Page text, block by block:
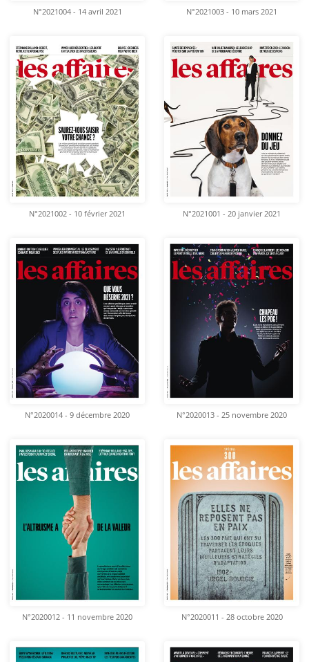
N°2021004 - 14 avril 2021 N°2021003 - 10 mars 2021
N°2021002 - 10 février 2021 N°2021001 - 20 janvier 2021
N°2020014 - 9 décembre 2020 N°2020013 - 25 novembre 2020
N°2020012 - 11 novembre 2020 N°2020011 - 28 octobre 2020